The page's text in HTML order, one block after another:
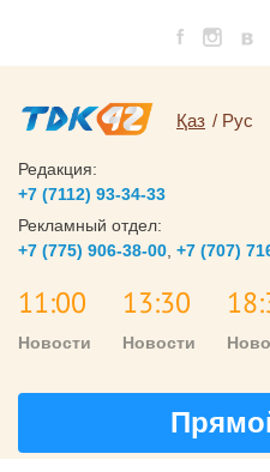
Қаз Рус
Редакция:
+7 (7112) 93-34-33
Рекламный отдел:
+7 (775) 906-38-00 +7 (707)
11:00
Новости
13:30
Новости